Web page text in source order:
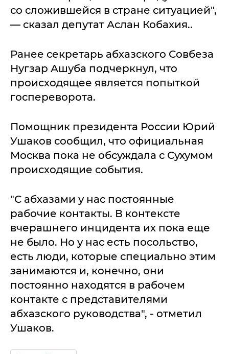
со сложившейся в стране ситуацией",
— сказал депутат Аслан Кобахия..
Ранее секретарь абхазского Совбеза
Нугзар Ашуба подчеркнул, что
происходящее является попыткой
госпереворота.
Помощник президента России Юрий
Ушаков сообщил, что официальная
Москва пока не обсуждала с Сухумом
происходящие события.
"С абхазами у нас постоянные
рабочие контакты. В контексте
вчерашнего инцидента их пока еще
не было. Но у нас есть посольство,
есть люди, которые специально этим
занимаются и, конечно, они
постоянно находятся в рабочем
контакте с представителями
абхазского руководства", - отметил
Ушаков.